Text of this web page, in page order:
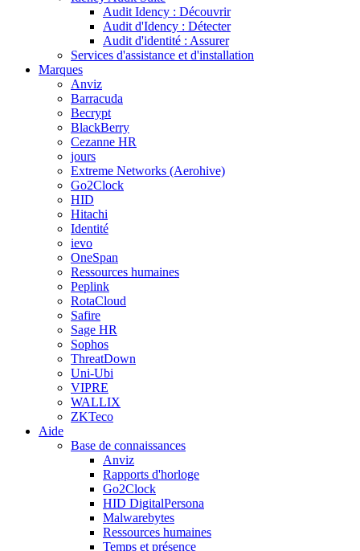
Audit Idency : Découvrir
Audit d'Idency : Détecter
Audit d'identité : Assurer
Services d'assistance et d'installation
Marques
Anviz
Barracuda
Becrypt
BlackBerry
Cezanne HR
jours
Extreme Networks (Aerohive)
Go2Clock
HID
Hitachi
Identité
ievo
OneSpan
Ressources humaines
Peplink
RotaCloud
Safire
Sage HR
Sophos
ThreatDown
Uni-Ubi
VIPRE
WALLIX
ZKTeco
Aide
Base de connaissances
Anviz
Rapports d'horloge
Go2Clock
HID DigitalPersona
Malwarebytes
Ressources humaines
Temps et présence